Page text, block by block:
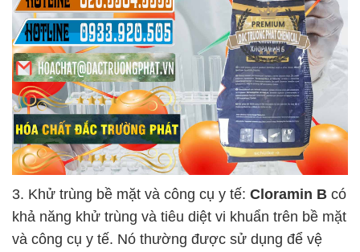
3. Khử trùng bề mặt và công cụ y tế: Cloramin B có
khả năng khử trùng và tiêu diệt vi khuẩn trên bề mặt
và công cụ y tế. Nó thường được sử dụng để vệ